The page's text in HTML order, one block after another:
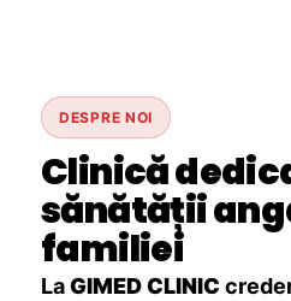
DESPRE NOI
Clinică
sănătății
familiei
LaGIMED CLINIC